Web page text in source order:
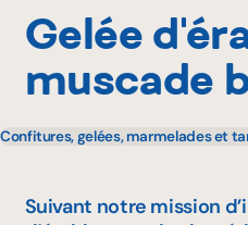
Gelée
muscade
Confitures, gelées, marmelades et
Suivant notre mission